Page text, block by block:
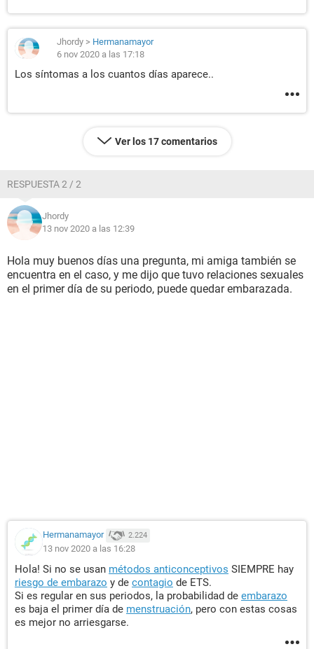
Jhordy > Hermanamayor
6 nov 2020 a las 17:18
Los síntomas a los cuantos días aparece..
Ver los 17 comentarios
RESPUESTA 2 / 2
Jhordy
13 nov 2020 a las 12:39
Hola muy buenos días una pregunta, mi amiga también se
encuentra en el caso, y me dijo que tuvo relaciones sexuales
en el primer día de su periodo, puede quedar embarazada.
Hermanamayor 2.224
13 nov 2020 a las 16:28
Hola! Si no se usan métodos anticonceptivos SIEMPRE hay
riesgo de embarazo y de contagio de ETS.
Si es regular en sus periodos, la probabilidad de embarazo
es baja el primer día de menstruación, pero con estas cosas
es mejor no arriesgarse.